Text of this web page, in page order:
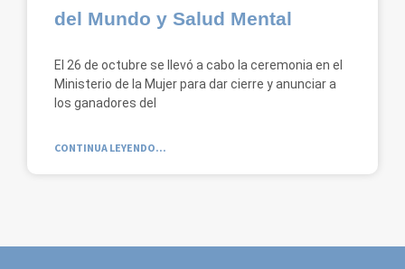
del Mundo y Salud Mental
El 26 de octubre se llevó a cabo la ceremonia en el
Ministerio de la Mujer para dar cierre y anunciar a
los ganadores del
CONTINUA LEYENDO...